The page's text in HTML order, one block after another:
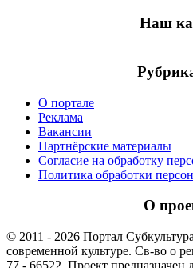
Наш
О портале
Реклама
Вакансии
Партнёрские материалы
Согласие на обработку
Политика обработки
О
© 2011 - 2026 Портал
современной культуре. Св-во
77 - 66522. Проект предназначен